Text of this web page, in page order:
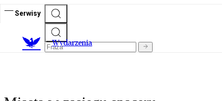
Serwisy
Wydarzenia